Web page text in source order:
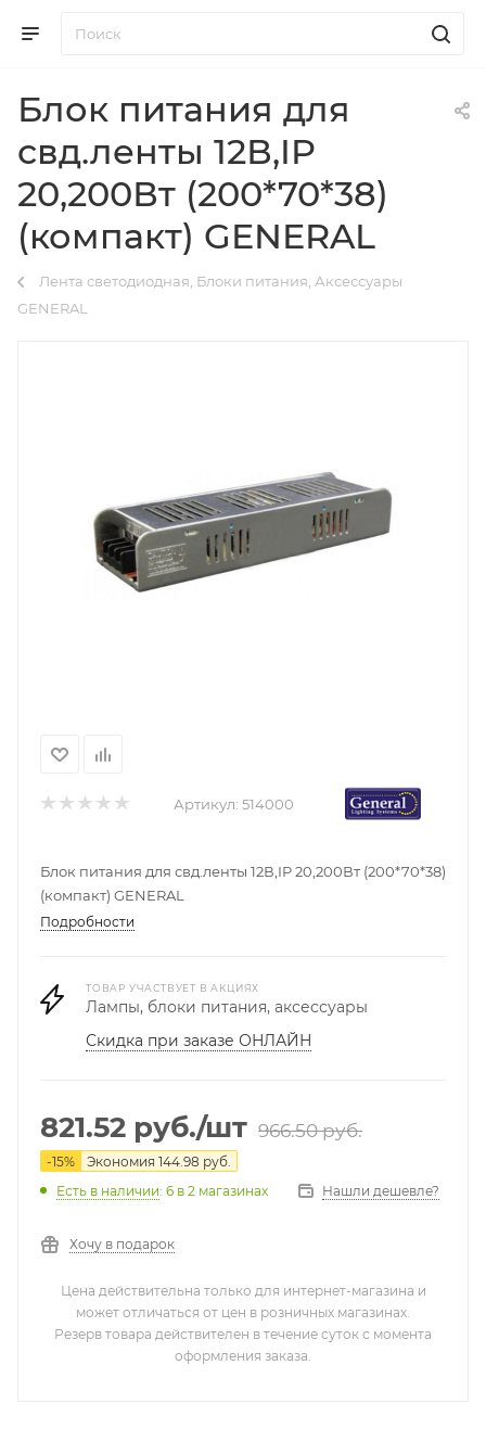
Блок питания для
свд.ленты 12В,IP
20,200Вт (200*70*38)
(компакт) GENERAL
Лента светодиодная, Блоки питания, Аксессуары
GENERAL
Артикул: 514000
Блок питания для свд.ленты 12В,IP 20,200Вт (200*70*38)
(компакт) GENERAL
Подробности
ТОВАР УЧАСТВУЕТ В АКЦИЯХ
Лампы, блоки питания, аксессуары
Скидка при заказе ОНЛАЙН
821.52 руб./шт 966.50руб.
-15% Экономия 144.98 руб.
Есть в наличии: 6 в 2 магазинах Нашли дешевле?
Хочу в подарок
Цена действительна только для интернет-магазина и
может отличаться от цен в розничных магазинах.
Резерв товара действителен в течение суток с момента
оформления заказа.